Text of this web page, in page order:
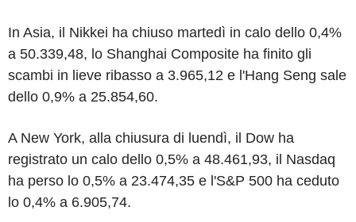
In Asia, il Nikkei ha chiuso martedì in calo dello 0,4%
a 50.339,48, lo Shanghai Composite ha finito gli
scambi in lieve ribasso a 3.965,12 e l'Hang Seng sale
dello 0,9% a 25.854,60.
A New York, alla chiusura di luendì, il Dow ha
registrato un calo dello 0,5% a 48.461,93, il Nasdaq
ha perso lo 0,5% a 23.474,35 e l'S&P 500 ha ceduto
lo 0,4% a 6.905,74.